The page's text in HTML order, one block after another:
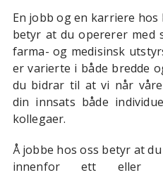
En jobb og en karriere hos
betyr at du opererer
farma- og medisinsk
er varierte i både bredde
du bidrar til at vi når
din innsats både
kollegaer.
Å jobbe hos oss betyr at
innenfor ett